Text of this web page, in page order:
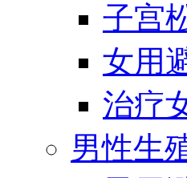
子宫
女用
治疗
男性生